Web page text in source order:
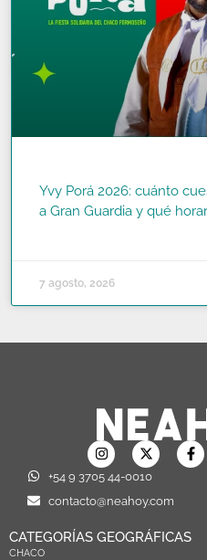
Yvy Porá 2026: cuánto
a Gran Guardia y qué
7 agosto, 2026
+54 9 3705 44-0010
contacto@neahoy.com
CATEGORÍAS GEOGRÁFICAS
CHACO